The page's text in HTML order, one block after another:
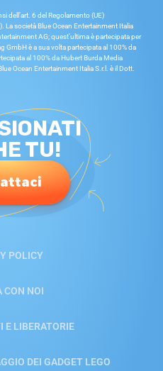
dell’art. 6 del Regolamento (UE)
società Blue Ocean Entertainment Italia
AG; quest’ultima è partecipata per
GmbH è a sua volta partecipata al 100% da
al 100% da Hubert Burda Media
Ocean Entertainment Italia S.r.l. è il Dott.
TU!
POLICY
CON NOI
E LIBERATORIE
DEI GADGET LEGO